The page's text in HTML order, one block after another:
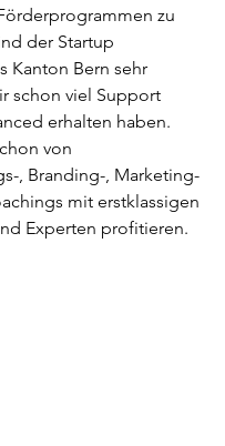
zu
der Startup
Kanton Bern sehr
schon viel Support
erhalten haben.
von
, Branding-, Marketing-
mit erstklassigen
Experten profitieren.